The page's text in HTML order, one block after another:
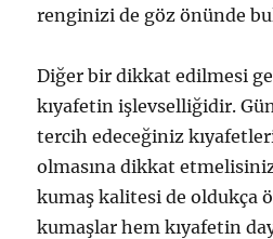
renginizi de göz önünde
Diğer bir dikkat edilmesi
kıyafetin işlevselliğidir.
tercih edeceğiniz
olmasına dikkat
kumaş kalitesi de oldukça
kumaşlar hem kıyafetin